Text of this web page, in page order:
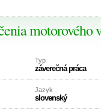
motorového
Typ
záverečná práca
Jazyk
slovenský